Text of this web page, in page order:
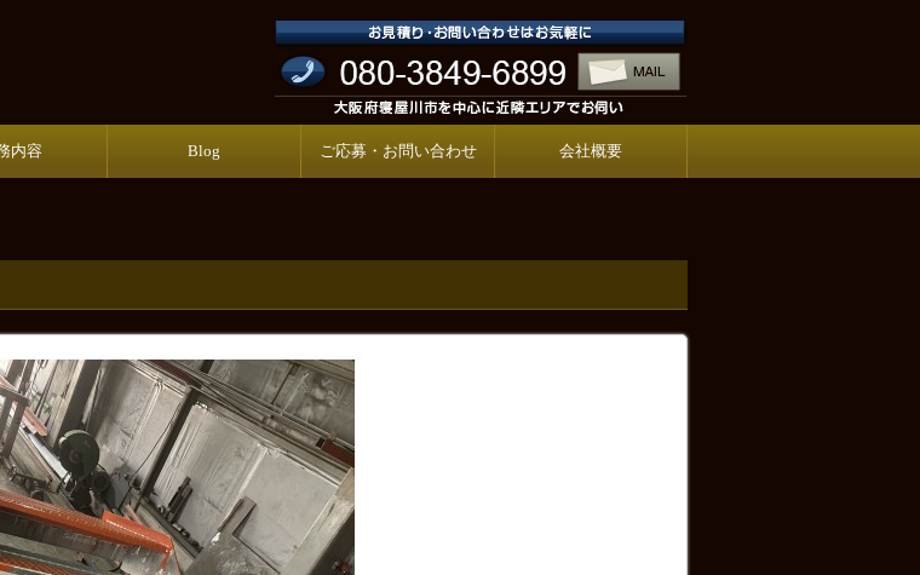
内容 Blog ご応募・お問い合わせ 会社概要